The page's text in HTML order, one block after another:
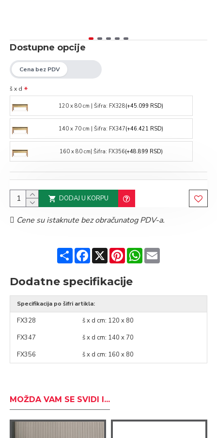
Dostupne opcije
š x d
120 x 80 cm | Šifra: FX328(+45.099 RSD)
140 x 70 cm | Šifra: FX347(+46.421 RSD)
160 x 80 cm| Šifra: FX356(+48.899 RSD)
DODAJ U KORPU
Cene su istaknute bez obračunatog PDV-a.
ShareFacebook
X PinterestWhatsApp
Email
Dodatne specifikacije
Specifikacija po šifri artikla:
FX328
š x d cm: 120 x 80
FX347
š x d cm: 140 x 70
FX356
š x d cm: 160 x 80
MOŽDA VAM SE SVIDI I...